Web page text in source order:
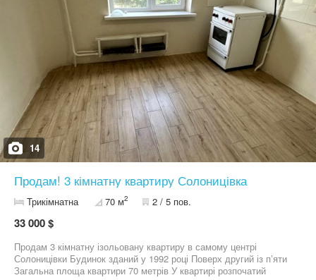
14
Продам! 3 кімнатну квартиру Солоницівка
Трикімнатна 70 м2 2 / 5 пов.
33 000 $
Продам 3 кімнатну ізольовану квартиру в самому центрі
Солоницівки Будинок зданий у 1992 році Поверх другий із пʼяти
Загальна площа квартири 70 метрів У квартирі розпочатий